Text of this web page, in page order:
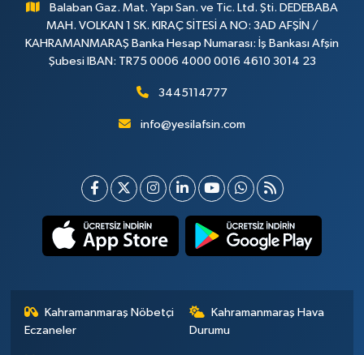
Balaban Gaz. Mat. Yapı San. ve Tic. Ltd. Şti. DEDEBABA
MAH. VOLKAN 1 SK. KIRAÇ SİTESİ A NO: 3AD AFŞİN /
KAHRAMANMARAŞ Banka Hesap Numarası: İş Bankası Afşin
Şubesi IBAN: TR75 0006 4000 0016 4610 3014 23
3445114777
info@yesilafsin.com
Kahramanmaraş Nöbetçi
Eczaneler
Kahramanmaraş Hava
Durumu